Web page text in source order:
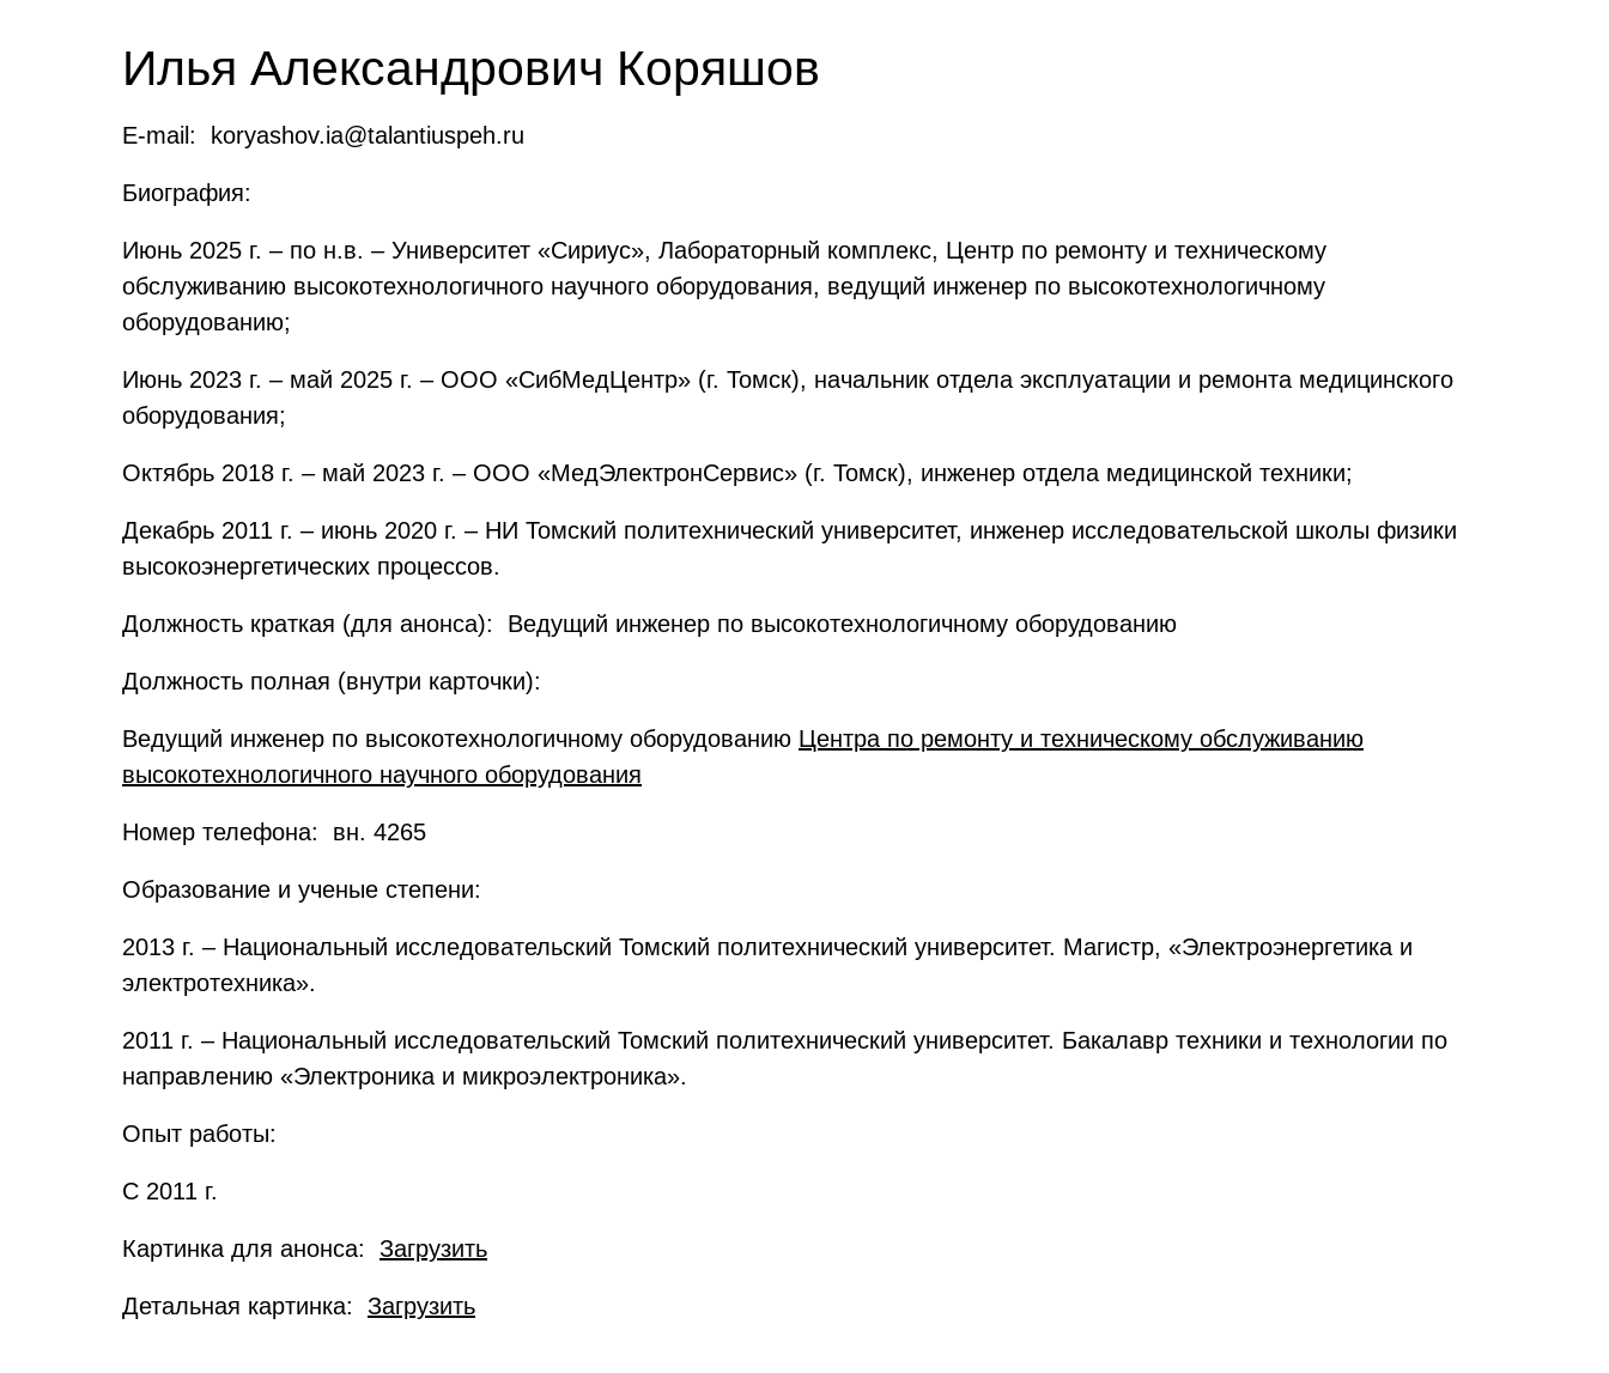
Илья Александрович Коряшов
E-mail: koryashov.ia@talantiuspeh.ru
Биография:
Июнь 2025 г. – по н.в. – Университет «Сириус», Лабораторный комплекс, Центр по ремонту и техническому
обслуживанию высокотехнологичного научного оборудования, ведущий инженер по высокотехнологичному
оборудованию;
Июнь 2023 г. – май 2025 г. – ООО «СибМедЦентр» (г. Томск), начальник отдела эксплуатации и ремонта медицинского
оборудования;
Октябрь 2018 г. – май 2023 г. – ООО «МедЭлектронСервис» (г. Томск), инженер отдела медицинской техники;
Декабрь 2011 г. – июнь 2020 г. – НИ Томский политехнический университет, инженер исследовательской школы физики
высокоэнергетических процессов.
Должность краткая (для анонса): Ведущий инженер по высокотехнологичному оборудованию
Должность полная (внутри карточки):
Ведущий инженер по высокотехнологичному оборудованию Центра по ремонту и техническому обслуживанию
высокотехнологичного научного оборудования
Номер телефона: вн. 4265
Образование и ученые степени:
2013 г. – Национальный исследовательский Томский политехнический университет. Магистр, «Электроэнергетика и
электротехника».
2011 г. – Национальный исследовательский Томский политехнический университет. Бакалавр техники и технологии по
направлению «Электроника и микроэлектроника».
Опыт работы:
С 2011 г.
Картинка для анонса: Загрузить
Детальная картинка: Загрузить